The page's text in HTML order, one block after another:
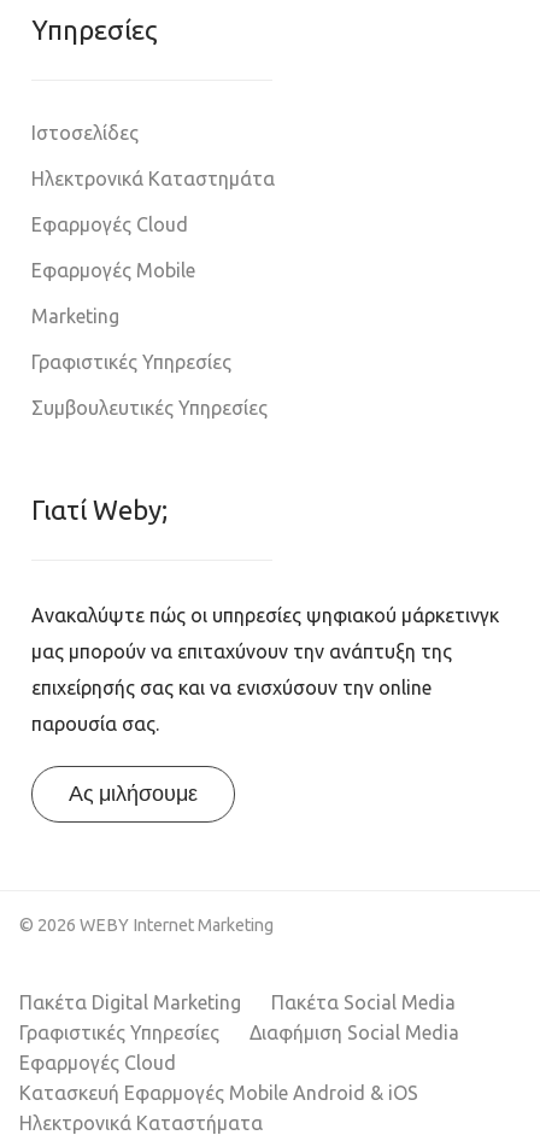
Υπηρεσίες
Ιστοσελίδες
Ηλεκτρονικά Καταστημάτα
Εφαρμογές Cloud
Εφαρμογές Mobile
Marketing
Γραφιστικές Υπηρεσίες
Συμβουλευτικές Υπηρεσίες
Γιατί Weby;
Ανακαλύψτε πώς οι υπηρεσίες ψηφιακού μάρκετινγκ
μας μπορούν να επιταχύνουν την ανάπτυξη της
επιχείρησής σας και να ενισχύσουν την online
παρουσία σας.
Ας μιλήσουμε
© 2026 WEBY Internet Marketing
Πακέτα Digital Marketing
Πακέτα Social Media
Γραφιστικές Υπηρεσίες
Διαφήμιση Social Media
Εφαρμογές Cloud
Κατασκευή Εφαρμογές Mobile Android & iOS
Ηλεκτρονικά Καταστήματα